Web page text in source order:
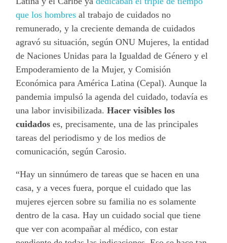
que los hombres al trabajo de cuidados no
remunerado, y la creciente demanda de cuidados
agravó su situación, según ONU Mujeres, la entidad
de Naciones Unidas para la Igualdad de Género y el
Empoderamiento de la Mujer, y Comisión
Económica para América Latina (Cepal). Aunque la
pandemia impulsó la agenda del cuidado, todavía es
una labor invisibilizada.Hacer visibles los
cuidados es, precisamente, una de las principales
tareas del periodismo y de los medios de
comunicación, según Carosio.
“Hay un sinnúmero de tareas que se hacen en una
casa, y a veces fuera, porque el cuidado que las
mujeres ejercen sobre su familia no es solamente
dentro de la casa. Hay un cuidado social que tiene
que ver con acompañar al médico, con estar